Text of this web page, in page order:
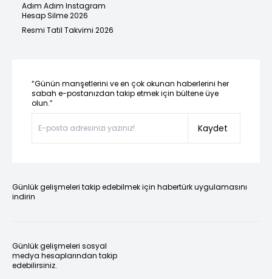
Adım Adım Instagram
Hesap Silme 2026
Resmi Tatil Takvimi 2026
“Günün manşetlerini ve en çok okunan haberlerini her
sabah e-postanızdan takip etmek için bültene üye
olun.”
Kaydet
Günlük gelişmeleri takip edebilmek için habertürk uygulamasını
indirin
Günlük gelişmeleri sosyal
medya hesaplarından takip
edebilirsiniz.